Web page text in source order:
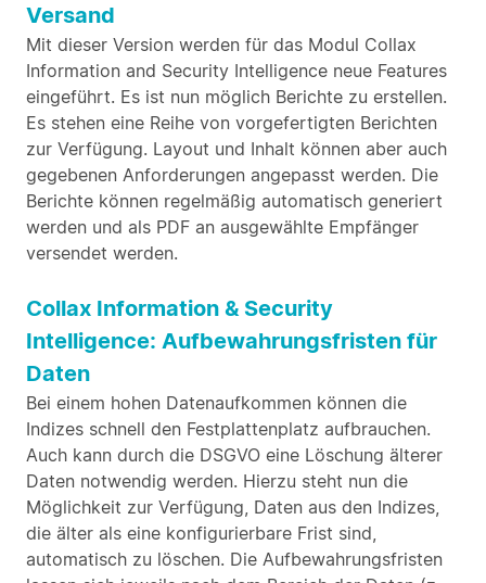
Versand
Mit dieser Version werden für das Modul Collax
Information and Security Intelligence neue Features
eingeführt. Es ist nun möglich Berichte zu erstellen.
Es stehen eine Reihe von vorgefertigten Berichten
zur Verfügung. Layout und Inhalt können aber auch
gegebenen Anforderungen angepasst werden. Die
Berichte können regelmäßig automatisch generiert
werden und als PDF an ausgewählte Empfänger
versendet werden.
Collax Information & Security
Intelligence: Aufbewahrungsfristen für
Daten
Bei einem hohen Datenaufkommen können die
Indizes schnell den Festplattenplatz aufbrauchen.
Auch kann durch die DSGVO eine Löschung älterer
Daten notwendig werden. Hierzu steht nun die
Möglichkeit zur Verfügung, Daten aus den Indizes,
die älter als eine konfigurierbare Frist sind,
automatisch zu löschen. Die Aufbewahrungsfristen